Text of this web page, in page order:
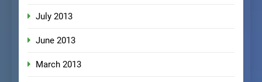
July 2013
June 2013
March 2013